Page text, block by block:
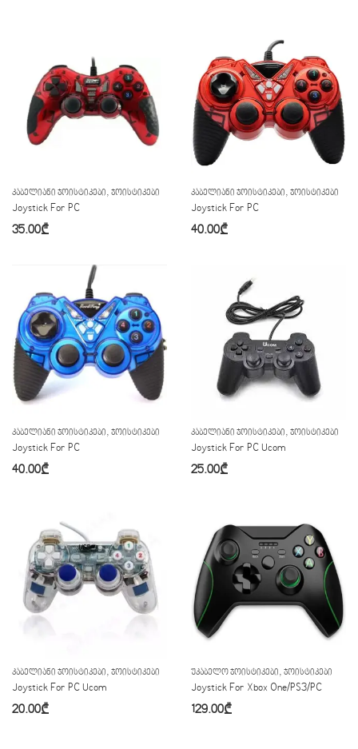
ᲙᲐᲑᲔᲚᲘᲐᲜᲘ ᲯᲝᲘᲡᲢᲘᲙᲔᲑᲘ, ᲯᲝᲘᲡᲢᲘᲙᲔᲑᲘ
Joystick For PC
35.00₾
ᲙᲐᲑᲔᲚᲘᲐᲜᲘ ᲯᲝᲘᲡᲢᲘᲙᲔᲑᲘ, ᲯᲝᲘᲡᲢᲘᲙᲔᲑᲘ
Joystick For PC
40.00₾
ᲙᲐᲑᲔᲚᲘᲐᲜᲘ ᲯᲝᲘᲡᲢᲘᲙᲔᲑᲘ, ᲯᲝᲘᲡᲢᲘᲙᲔᲑᲘ
Joystick For PC
40.00₾
ᲙᲐᲑᲔᲚᲘᲐᲜᲘ ᲯᲝᲘᲡᲢᲘᲙᲔᲑᲘ, ᲯᲝᲘᲡᲢᲘᲙᲔᲑᲘ
Joystick For PC Ucom
25.00₾
ᲙᲐᲑᲔᲚᲘᲐᲜᲘ ᲯᲝᲘᲡᲢᲘᲙᲔᲑᲘ, ᲯᲝᲘᲡᲢᲘᲙᲔᲑᲘ
Joystick For PC Ucom
20.00₾
ᲣᲙᲐᲑᲔᲚᲝ ᲯᲝᲘᲡᲢᲘᲙᲔᲑᲘ, ᲯᲝᲘᲡᲢᲘᲙᲔᲑᲘ
Joystick For Xbox One/PS3/PC
129.00₾